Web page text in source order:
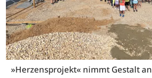
»Herzensprojekt« nimmt Gestalt an